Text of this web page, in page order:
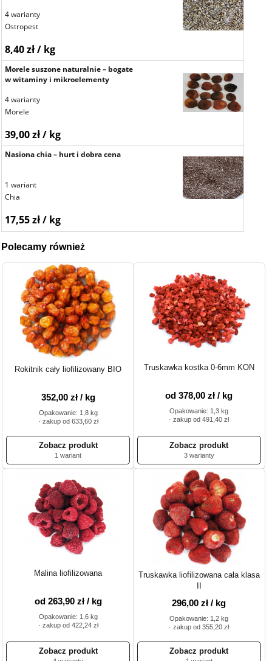
4 warianty
Ostropest
8,40 zł / kg
Morele suszone naturalnie – bogate
w witaminy i mikroelementy
4 warianty
Morele
39,00 zł / kg
Nasiona chia – hurt i dobra cena
1 wariant
Chia
17,55 zł / kg
Polecamy również
Rokitnik cały liofilizowany BIO
352,00 zł / kg
Opakowanie: 1,8 kg
· zakup od 633,60 zł
1 wariant
Truskawka kostka 0-6mm KON
od 378,00 zł / kg
Opakowanie: 1,3 kg
· zakup od 491,40 zł
3 warianty
Malina liofilizowana
od 263,90 zł / kg
Opakowanie: 1,6 kg
· zakup od 422,24 zł
Truskawka liofilizowana cała klasa
II
296,00 zł / kg
Opakowanie: 1,2 kg
· zakup od 355,20 zł